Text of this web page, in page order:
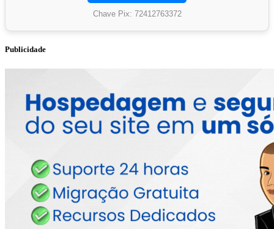
Chave Pix: 72412763372
Publicidade